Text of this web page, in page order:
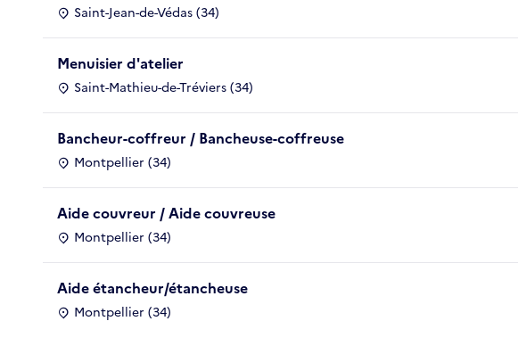
Saint-Jean-de-Védas (34)
Menuisier d'atelier
Saint-Mathieu-de-Tréviers (34)
Bancheur-coffreur / Bancheuse-coffreuse
Montpellier (34)
Aide couvreur / Aide couvreuse
Montpellier (34)
Aide étancheur/étancheuse
Montpellier (34)